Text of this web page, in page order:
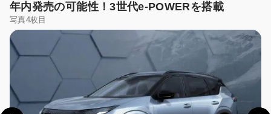
年内発売の可能性！3世代e-POWERを搭載
写真4枚目